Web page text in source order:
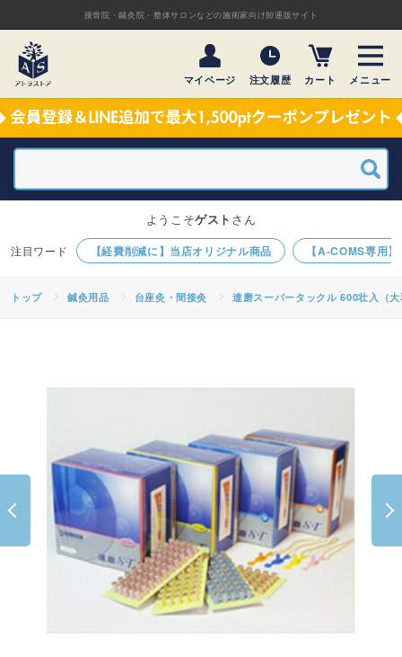
接骨院・鍼灸院・整体サロンなどの施術家向け卸通販サイト
マイページ 注文履歴 カート メニュー
【経費削減に】当店オリジナル商品 【A-COMS専用
ようこそゲスト さん
トップ 鍼灸用品 台座灸・間接灸 達磨スーパータックル 600壮入（